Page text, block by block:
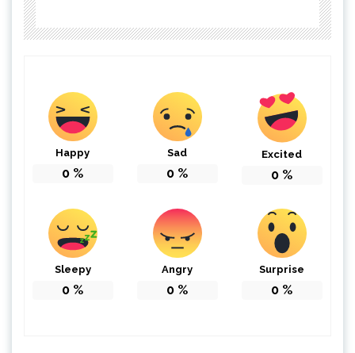
Happy
0 %
Sad
0 %
Excited
0 %
Sleepy
0 %
Angry
0 %
Surprise
0 %